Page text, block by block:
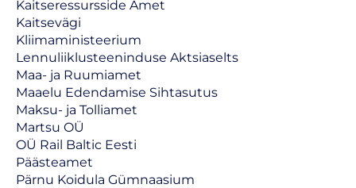
Kaitseressursside Amet
Kaitsevägi
Kliimaministeerium
Lennuliiklusteeninduse Aktsiaselts
Maa- ja Ruumiamet
Maaelu Edendamise Sihtasutus
Maksu- ja Tolliamet
Martsu OÜ
OÜ Rail Baltic Eesti
Päästeamet
Pärnu Koidula Gümnaasium